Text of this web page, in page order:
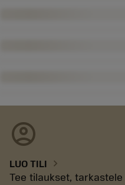
account_circle
LUO TILI chevron_right
Tee tilaukset,